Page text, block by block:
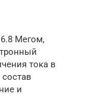
Мегом,
тока в
и